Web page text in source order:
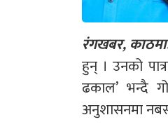
रंगखबर,
हुन् । उनको
ढकाल’ भन्दै
अनुशासनमा